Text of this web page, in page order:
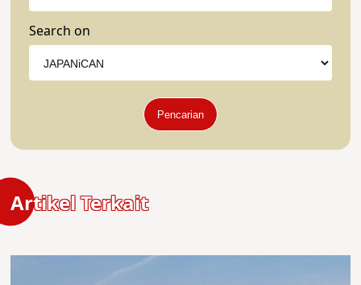
Search on
Pencarian
Artikel Terkait